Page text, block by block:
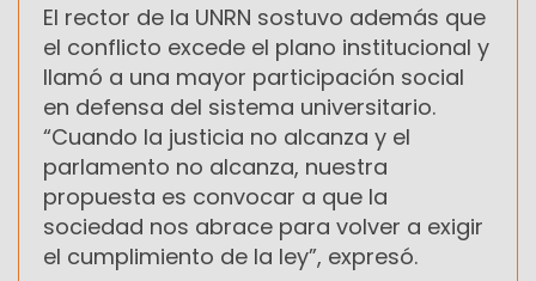
El rector de la UNRN sostuvo además que
el conflicto excede el plano institucional y
llamó a una mayor participación social
en defensa del sistema universitario.
“Cuando la justicia no alcanza y el
parlamento no alcanza, nuestra
propuesta es convocar a que la
sociedad nos abrace para volver a exigir
el cumplimiento de la ley”, expresó.